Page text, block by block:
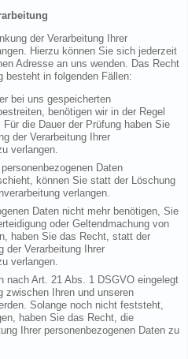
der Verarbeitung Ihrer
Hierzu können Sie sich jederzeit
Adresse an uns wenden. Das Recht
besteht in folgenden Fällen:
bei uns gespeicherten
benötigen wir in der Regel
die Dauer der Prüfung haben Sie
der Verarbeitung Ihrer
verlangen.
Daten
können Sie statt der Löschung
verlangen.
Daten nicht mehr benötigen, Sie
oder Geltendmachung von
haben Sie das Recht, statt der
der Verarbeitung Ihrer
verlangen.
nach Art. 21 Abs. 1 DSGVO eingelegt
zwischen Ihren und unseren
Solange noch nicht feststeht,
haben Sie das Recht, die
Ihrer personenbezogenen Daten zu